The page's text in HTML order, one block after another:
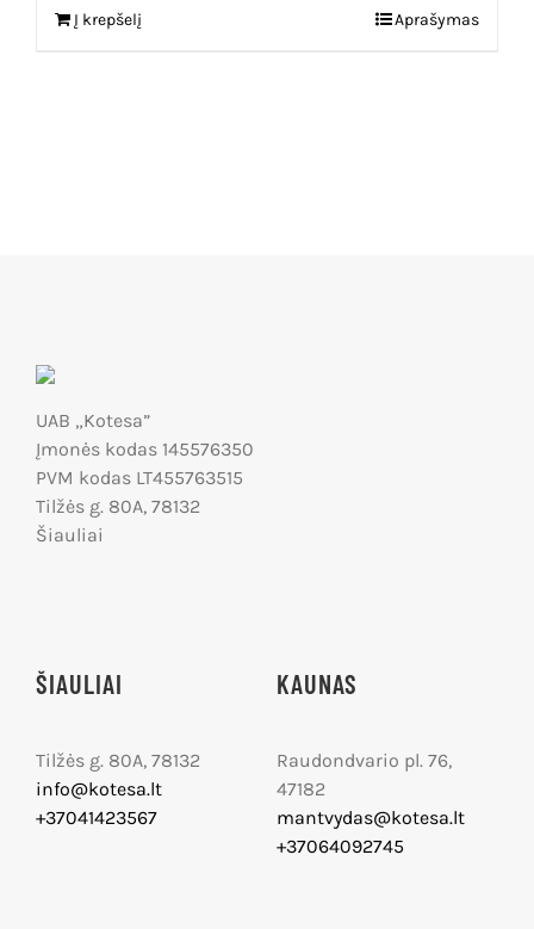
Į krepšelį Aprašymas
UAB „Kotesa”
Įmonės kodas 145576350
PVM kodas LT455763515
Tilžės g. 80A, 78132
Šiauliai
ŠIAULIAI
Tilžės g. 80A, 78132
info@kotesa.lt
+37041423567
KAUNAS
Raudondvario pl. 76,
47182
mantvydas@kotesa.lt
+37064092745